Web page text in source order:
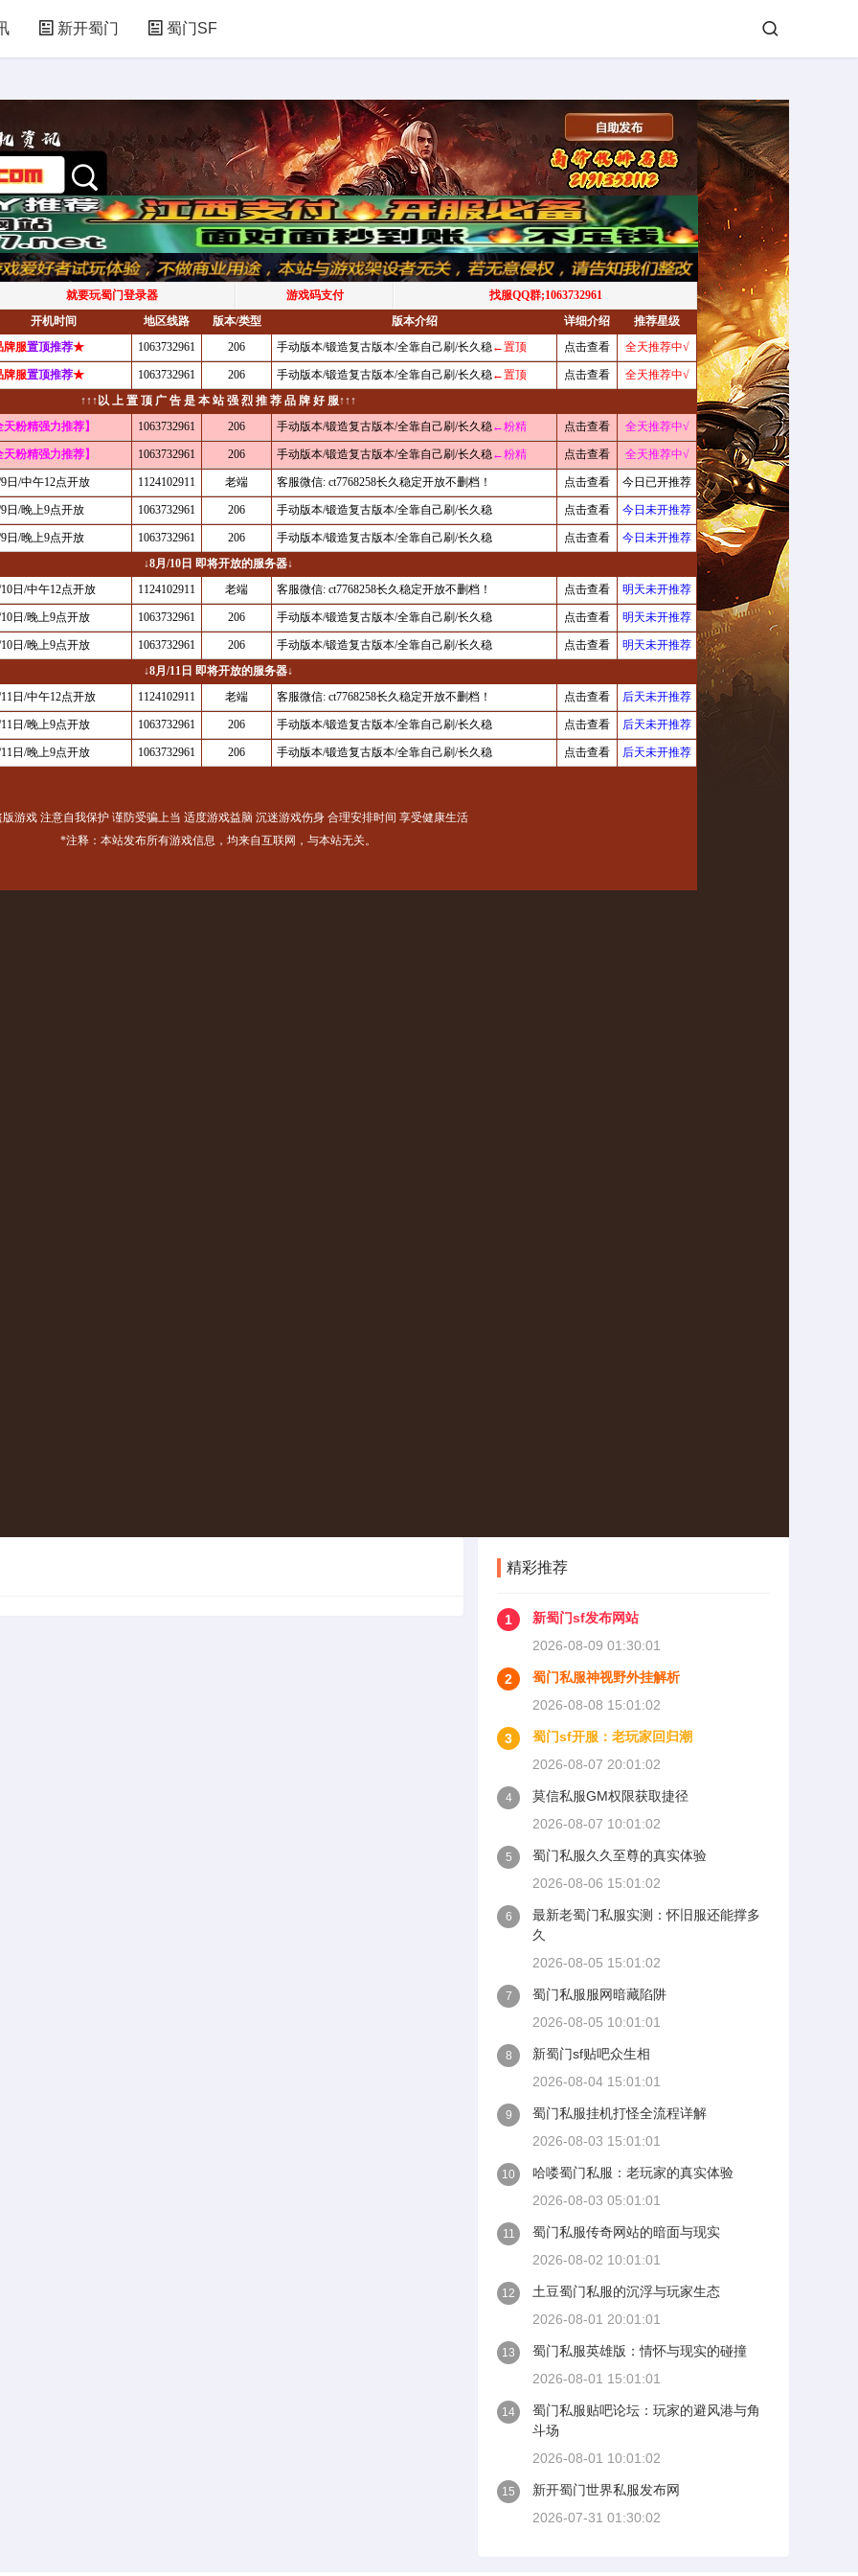
新开蜀门 蜀门SF
精彩推荐
1
新蜀门sf发布网站
2026-08-09 01:30:01
2
蜀门私服神视野外挂解析
2026-08-08 15:01:02
3
蜀门sf开服：老玩家回归潮
2026-08-07 20:01:02
4
莫信私服GM权限获取捷径
2026-08-07 10:01:02
5
蜀门私服久久至尊的真实体验
2026-08-06 15:01:02
6
最新老蜀门私服实测：怀旧服还能撑多
久
2026-08-05 15:01:02
7
蜀门私服服网暗藏陷阱
2026-08-05 10:01:01
8
新蜀门sf贴吧众生相
2026-08-04 15:01:01
9
蜀门私服挂机打怪全流程详解
2026-08-03 15:01:01
10
哈喽蜀门私服：老玩家的真实体验
2026-08-03 05:01:01
11
蜀门私服传奇网站的暗面与现实
2026-08-02 10:01:01
12
土豆蜀门私服的沉浮与玩家生态
2026-08-01 20:01:01
13
蜀门私服英雄版：情怀与现实的碰撞
2026-08-01 15:01:01
14
蜀门私服贴吧论坛：玩家的避风港与角
斗场
2026-08-01 10:01:02
15
新开蜀门世界私服发布网
2026-07-31 01:30:02